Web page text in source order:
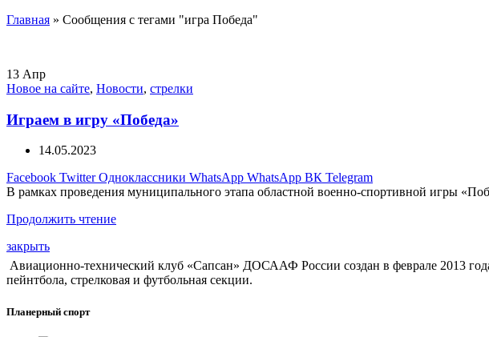
Главная » Сообщения с тегами "игра Победа"
13 Апр
Новое на сайте, Новости, стрелки
Играем в игру «Победа»
14.05.2023
Facebook Twitter Одноклассники WhatsApp WhatsApp ВК Telegram
В рамках проведения муниципального этапа областной военно-спортивной игры
Продолжить чтение
закрыть
Авиационно-технический клуб «Сапсан» ДОСААФ России создан в феврале 2013
пейнтбола, стрелковая и футбольная секции.
Планерный спорт